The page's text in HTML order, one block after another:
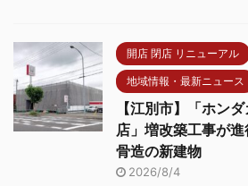
開店 閉店 リニューアル
地域情報・最新ニュース
【江別市】「ホン
店」増改築工事が
骨造の新建物
2026/8/4